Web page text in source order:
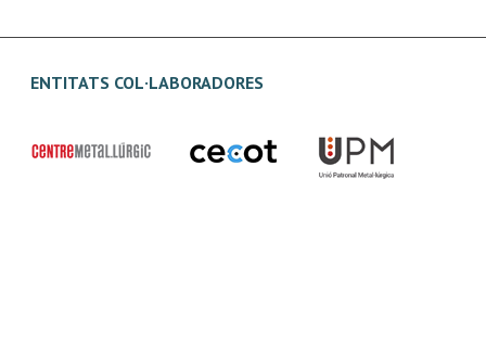
ENTITATS COL·LABORADORES